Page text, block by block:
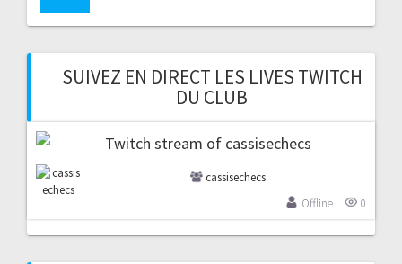
SUIVEZ EN DIRECT LES LIVES TWITCH
DU CLUB
cassisechecs
Offline
0